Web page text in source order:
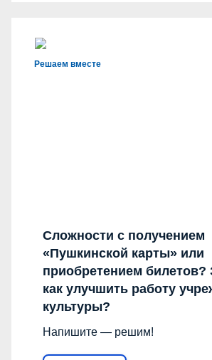
Решаем вместе
Сложности с получением
«Пушкинской карты» или
приобретением билетов?
как улучшить работу
культуры?
Напишите — решим!